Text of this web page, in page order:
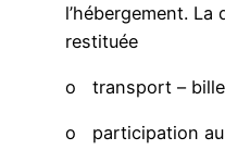
l’hébergement.
restituée
o transport –
o participation au